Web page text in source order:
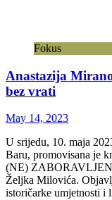
Fokus
Anastazija
bez vrati
May 14, 2023
U srijedu, 10. maja
Baru, promovisana je
(NE)
Željka Milovića.
istoričarke umjetnosti i